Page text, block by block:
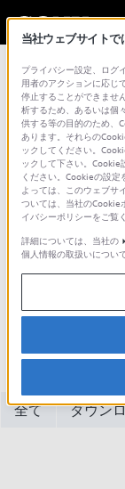
総合サポ
K-
全て ダウン
当社ウェブサイトで
プライバシー設定、ログ
用者のアクションに応じ
停止することができませ
析するため、あるいは個
供する等の目的のため、
あります。それらの
ックしてください。
ックして下さい。
ください。Cookieの設
よっては、このウェブサ
ついては、当社のCookie
イバシーポリシーをご覧
詳細については、当社の
個人情報の取扱いについ